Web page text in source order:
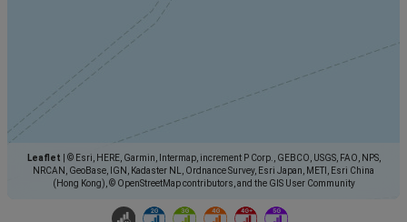
Leaflet
© Esri, HERE, Garmin, Intermap, increment P Corp., GEBCO, USGS, FAO, NPS,
NRCAN, GeoBase, IGN, Kadaster NL, Ordnance Survey, Esri Japan, METI, Esri China
(Hong Kong), © OpenStreetMap contributors, and the GIS User Community